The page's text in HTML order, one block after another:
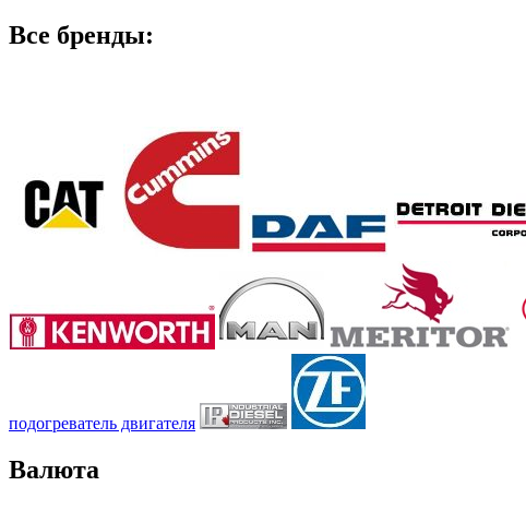
Все бренды:
подогреватель двигателя
Валюта